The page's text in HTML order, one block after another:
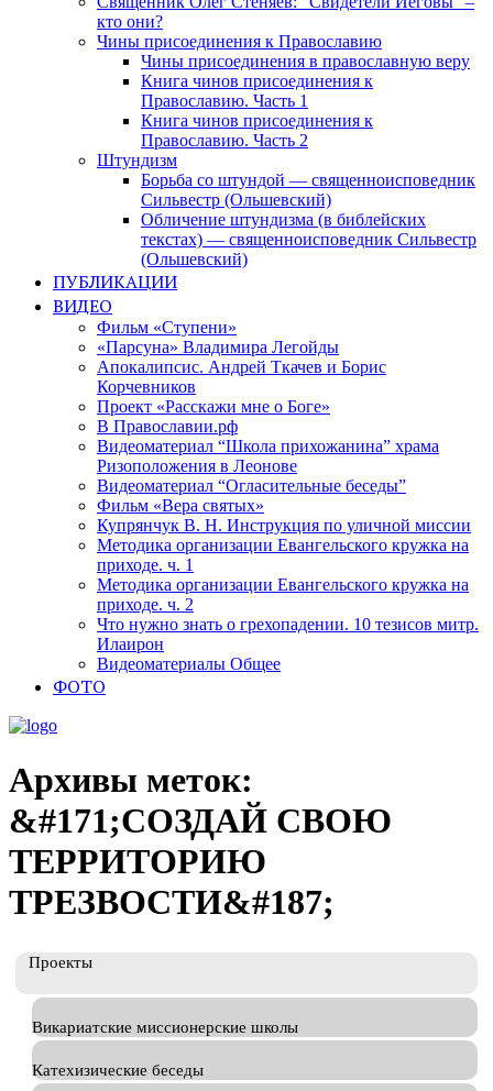
кто они?
Чины присоединения к Православию
Чины присоединения в православную веру
Книга чинов присоединения к
Православию. Часть 1
Книга чинов присоединения к
Православию. Часть 2
Штундизм
Борьба со штундой — священноисповедник
Сильвестр (Ольшевский)
Обличение штундизма (в библейских
текстах) — священноисповедник Сильвестр
(Ольшевский)
ПУБЛИКАЦИИ
ВИДЕО
Фильм «Ступени»
«Парсуна» Владимира Легойды
Апокалипсис. Андрей Ткачев и Борис
Корчевников
Проект «Расскажи мне о Боге»
В Православии.рф
Видеоматериал “Школа прихожанина” храма
Ризоположения в Леонове
Видеоматериал “Огласительные беседы”
Фильм «Вера святых»
Купрянчук В. Н. Инструкция по уличной миссии
Методика организации Евангельского кружка на
приходе. ч. 1
Методика организации Евангельского кружка на
приходе. ч. 2
Что нужно знать о грехопадении. 10 тезисов митр.
Илаирон
Видеоматериалы Общее
ФОТО
Архивы меток:
&#171;СОЗДАЙ СВОЮ
ТЕРРИТОРИЮ
ТРЕЗВОСТИ&#187;
Проекты
Викариатские миссионерские школы
Катехизические беседы